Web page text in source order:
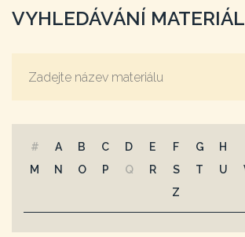
VYHLEDÁVÁNÍ
# A B C D E F G H
M
N O P Q R S T U
Z